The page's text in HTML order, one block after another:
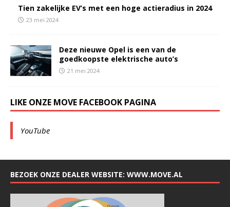
Tien zakelijke EV’s met een hoge actieradius in 2024
23 mei 2024
Deze nieuwe Opel is een van de
goedkoopste elektrische auto’s
21 mei 2024
LIKE ONZE MOVE FACEBOOK PAGINA
YouTube
BEZOEK ONZE DEALER WEBSITE: WWW.MOVE.AL